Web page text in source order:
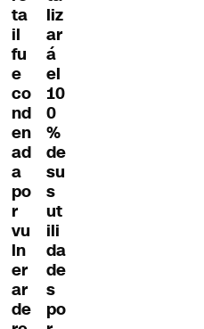
ta
il
fu
e
co
nd
en
ad
a
po
r
vu
ln
er
ar
de
liz
ar
á
el
10
0
%
de
su
s
ut
ili
da
de
s
po